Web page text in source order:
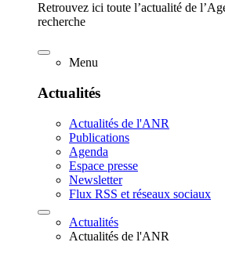
Retrouvez ici toute l’actualité de
recherche
Menu
Actualités
Actualités de l'ANR
Publications
Agenda
Espace presse
Newsletter
Flux RSS et réseaux sociaux
Actualités
Actualités de l'ANR